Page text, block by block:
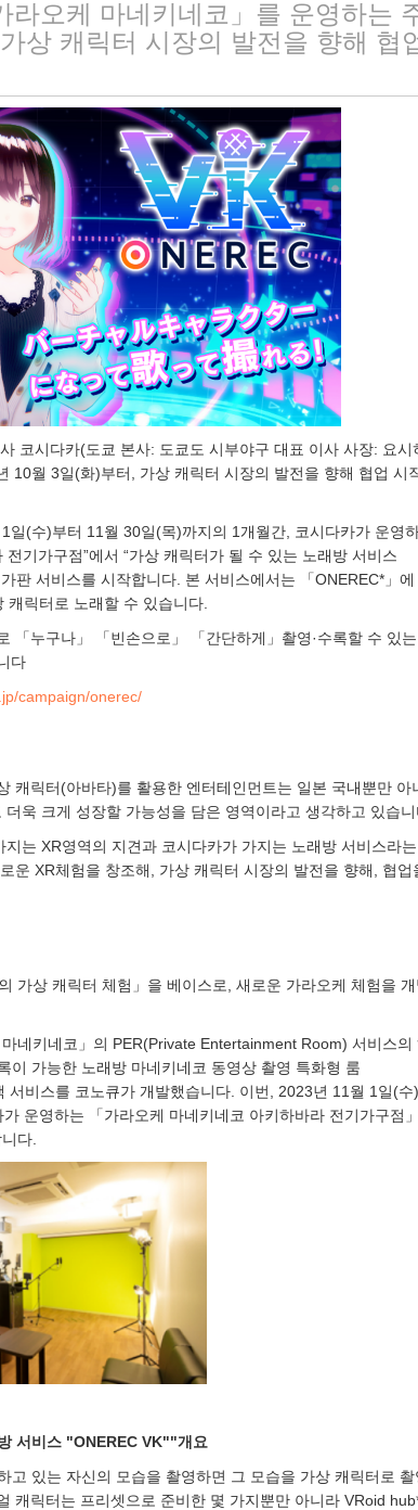
라오케 마네키네코」를 운영하는
상 캐릭터 시장의 발전을 향해 협
코시다카(도쿄 본사: 도쿄도 시부야구 대표 이사 사장: 요시
10월 3일(화)부터, 가상 캐릭터 시장의 발전을 향해 협업 시
일(수)부터 11월 30일(목)까지의 1개월간, 코시다카가 운영
기가구점”에서 “가상 캐릭터가 될 수 있는 노래방 서비스
판 서비스를 시작합니다. 본 서비스에서는 「ONEREC*」에
릭터로 노래할 수 있습니다.
「누구나」 「빈손으로」 「간단하게」촬영·수록할 수 있
다
campaign/onerec/
캐릭터(아바타)를 활용한 엔터테인먼트는 일본 국내뿐만 아
욱 크게 성장할 가능성을 담은 영역이라고 생각하고 있습니
는 XR영역의 지견과 코시다카가 가지는 노래방 서비스라
운 XR체험을 창조해, 가상 캐릭터 시장의 발전을 향해, 협업
가상 캐릭터 체험」을 베이스로, 새로운 가라오케 체험을 개
네키네코」의 PER(Private Entertainment Room) 서비스의
이 가능한 노래방 마네키네코 동영상 촬영 특화형 룸
서비스를 코노큐가 개발했습니다. 이번, 2023년 11월 1일(수
운영하는 「가라오케 마네키네코 아키하바라 전기가구점
다.
서비스 "ONEREC VK""개요
고 있는 자신의 모습을 촬영하면 그 모습을 가상 캐릭터로 촬
캐릭터는 프리셋으로 준비한 몇 가지뿐만 아니라 VRoid